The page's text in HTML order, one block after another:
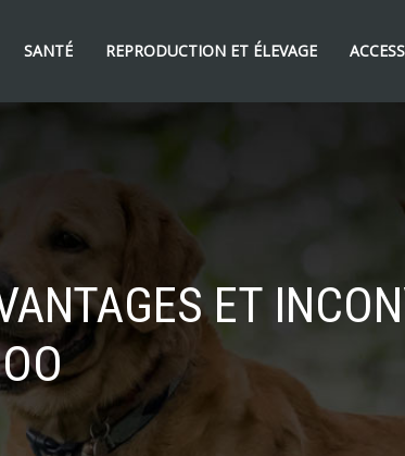
SANTÉ REPRODUCTION ET ÉLEVAGE
ET